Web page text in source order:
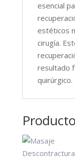
esencial
estéticos
cirugía.
resultado
quirúrgico.